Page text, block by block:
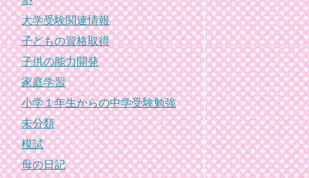
大学受験関連情報
子どもの資格取得
子供の能力開発
家庭学習
小学１年生からの中学受験勉強
未分類
模試
母の日記